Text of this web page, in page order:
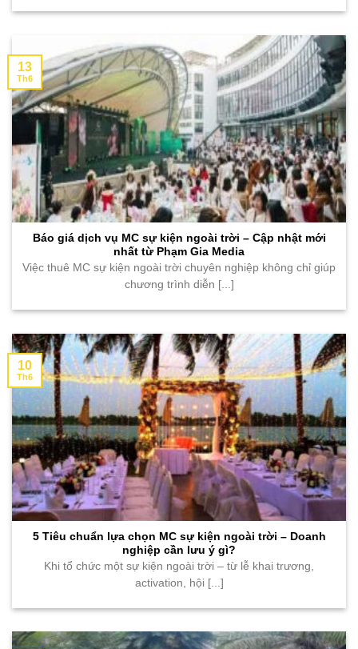
Báo giá dịch vụ MC sự kiện ngoài trời – Cập nhật mới
nhất từ Phạm Gia Media
Việc thuê MC sự kiện ngoài trời chuyên nghiệp không chỉ giúp
chương trình diễn [...]
13
Th6
5 Tiêu chuẩn lựa chọn MC sự kiện ngoài trời – Doanh
nghiệp cần lưu ý gì?
Khi tổ chức một sự kiện ngoài trời – từ lễ khai trương,
activation, hội [...]
10
Th6